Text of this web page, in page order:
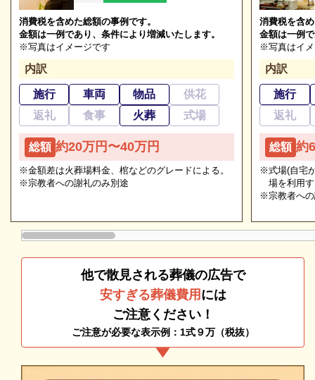
ご相談は無料で承ります
非日常的な葬儀のこと。初めての方はもちろん、経験
のある方でもわからないことが多いものです。少しで
も不安や心配事があれば、些細と思われることでも遠
で理解が進めば、必要・不要の判断もつきやすくなり
※2023/08/19時点
大崎上島町火葬場大峰苑の葬儀の種類
大崎上島町火葬場大峰苑の葬儀の種類をご紹介しま
す。
大崎上島町火葬場大峰苑の直葬・火葬式
直葬・火葬式とは、通夜や葬儀をせず火葬のみが執り
直葬・火葬式では、最低限の費用と時間で故人とのお
ただし、直葬・火葬式は親族の中でも意見が分かれや
すく、故人とのお別れの時間の短さに反対するケース
もあります。
そのため、直葬・火葬式を選択する際は全員が納得の
いくようによく話し合う必要があります。
消費税を含めた総額の事例です。
金額は一例であり、条件により増減いたします。
※写真はイメージです
内訳
施行 車両 物品
供花
返礼
食事 火葬 式場
総額 約20万円〜40万円
※金額差は火葬場料金、棺などのグレードによる。
※宗教者への謝礼のみ別途
消費税を含
金額は一例
※写真はイ
内訳
施行
返礼
総額 約
※式場(自宅
場を利用
※宗教者へ
他で散見される葬儀の広告で
安すぎる葬儀費用 には
ご注意ください！
ご注意が必要な表示例：1式９万（税抜）